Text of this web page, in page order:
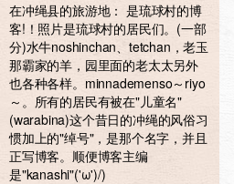
在冲绳县的旅游地： 是琉球村的博
客!！照片是琉球村的居民们。(一部
分)水牛noshinchan、tetchan，老玉
那霸家的羊，园里面的老太太另外
也各种各样。minnademenso～riyo
～。所有的居民有被在"儿童名"
(warabina)这个昔日的冲绳的风俗习
惯加上的"绰号"，是那个名字，并且
正写博客。顺便博客主编
是"kanashi"('ω')/)